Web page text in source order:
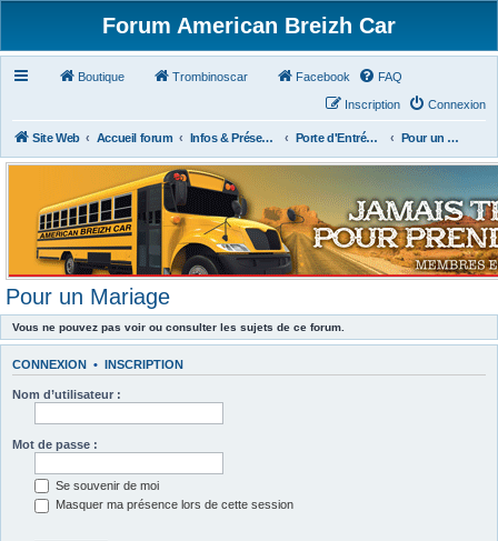
Forum American Breizh Car
Boutique Trombinoscar Facebook FAQ
Connexion
Inscription
Site Web Accueil forum Infos & Présentations Porte d'Entrée du Forum Pour un Mariage
Pour un Mariage
Vous ne pouvez pas voir ou consulter les sujets de ce forum.
CONNEXION • INSCRIPTION
Nom d’utilisateur :
Mot de passe :
Se souvenir de moi
Masquer ma présence lors de cette session